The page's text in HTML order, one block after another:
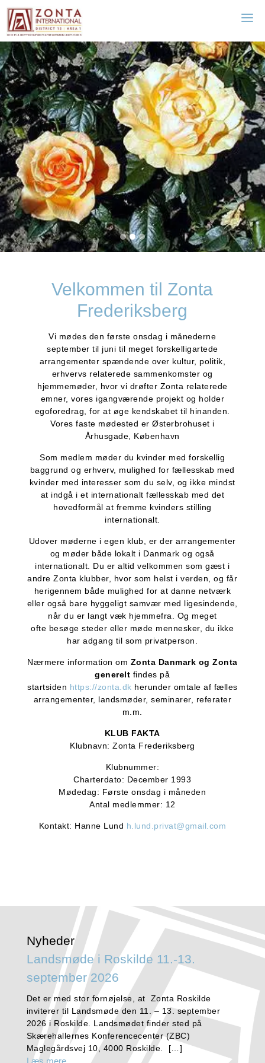
Frederiksberg
Velkommen til Zonta
Frederiksberg
Vi mødes den første onsdag i månederne
september til juni til meget forskelligartede
arrangementer spændende over kultur, politik,
erhvervs relaterede sammenkomster og
hjemmemøder, hvor vi drøfter Zonta relaterede
emner, vores igangværende projekt og holder
egoforedrag, for at øge kendskabet til hinanden.
Vores faste mødested er Østerbrohuset i
Århusgade, København
Som medlem møder du kvinder med forskellig
baggrund og erhverv, mulighed for fællesskab med
kvinder med interesser som du selv, og ikke mindst
at indgå i et internationalt fællesskab med det
hovedformål at fremme kvinders stilling
internationalt.
Udover møderne i egen klub, er der arrangementer
og møder både lokalt i Danmark og også
internationalt. Du er altid velkommen som gæst i
andre Zonta klubber, hvor som helst i verden, og får
herigennem både mulighed for at danne netværk
eller også bare hyggeligt samvær med ligesindende,
når du er langt væk hjemmefra. Og meget
ofte besøge steder eller møde mennesker, du ikke
har adgang til som privatperson.
Nærmere information om Zonta Danmark og Zonta
generelt findes på
startsiden https://zonta.dk herunder omtale af fælles
arrangementer, landsmøder, seminarer, referater
m.m.
KLUB FAKTA
Klubnavn: Zonta Frederiksberg
Klubnummer:
Charterdato: December 1993
Mødedag: Første onsdag i måneden
Antal medlemmer: 12
Kontakt: Hanne Lund h.lund.privat@gmail.com
Nyheder
Landsmøde i Roskilde 11.-13.
september 2026
Det er med stor fornøjelse, at Zonta Roskilde
inviterer til Landsmøde den 11. – 13. september
2026 i Roskilde. Landsmødet finder sted på
Skærehallernes Konferencecenter (ZBC)
Maglegårdsvej 10, 4000 Roskilde. […]
Læs mere
Zonta Frederiksberg